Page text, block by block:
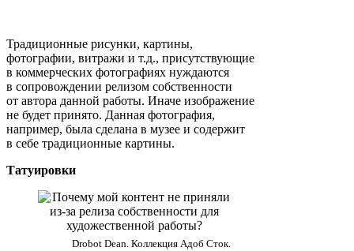
Традиционные рисунки, картины,
фотографии, витражи и т.д., присутствующие
в коммерческих фотографиях нуждаются
в сопровождении релизом собственности
от автора данной работы. Иначе изображение
не будет принято. Данная фотография,
например, была сделана в музее и содержит
в себе традиционные картины.
Татуировки
Drobot Dean. Коллекция Адоб Сток.